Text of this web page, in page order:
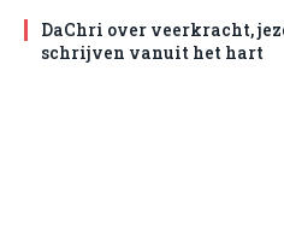
DaChri over veerkracht,
schrijven vanuit het hart